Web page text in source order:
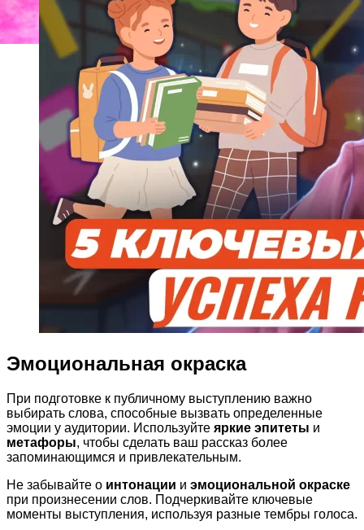
Эмоциональная окраска
При подготовке к публичному выступлению важно
выбирать слова, способные вызвать определенные
эмоции у аудитории. Используйте яркие эпитеты и
метафоры, чтобы сделать ваш рассказ более
запоминающимся и привлекательным.
Не забывайте о интонации и эмоциональной окраске
при произнесении слов. Подчеркивайте ключевые
моменты выступления, используя разные тембры голоса.